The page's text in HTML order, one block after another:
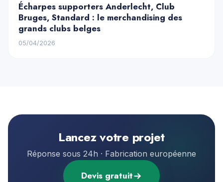
Écharpes supporters Anderlecht, Club
Bruges, Standard : le merchandising des
grands clubs belges
05/04/2026
Lancez votre projet
Réponse sous 24h · Fabrication européenne
Devis gratuit